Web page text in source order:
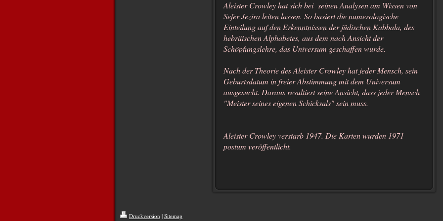
Aleister Crowley hat sich bei seinen Analysen am Wissen von
Sefer Jezira leiten lassen. So basiert die numerologische
Einteilung auf den Erkenntnissen der jüdischen Kabbala, des
hebräischen Alphabetes, aus dem nach Ansicht der
Schöpfungslehre, das Universum geschaffen wurde.
Nach der Theorie des Aleister Crowley hat jeder Mensch, sein
Geburtsdatum in freier Abstimmung mit dem Universum
ausgesucht. Daraus resultiert seine Ansicht, dass jeder Mensch
"Meister seines eigenen Schicksals" sein muss.
Aleister Crowley verstarb 1947. Die Karten wurden 1971
postum veröffentlicht.
Druckversion | Sitemap